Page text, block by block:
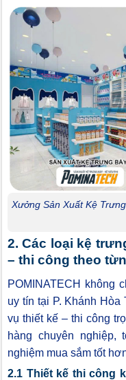
Xưởng Sản Xuất Kệ
2. Các loại kệ
– thi công theo
POMINATECH không
uy tín tại P. Khánh
vụ thiết kế – thi công
hàng chuyên
nghiệm mua sắm tốt
2.1 Thiết kế thi công